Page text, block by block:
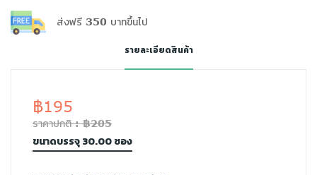
ส่งฟรี 350 บาทขึ้นไป
รายละเอียดสินค้า
฿195
ราคาปกติ : ฿205
ขนาดบรรจุ 30.00 ซอง